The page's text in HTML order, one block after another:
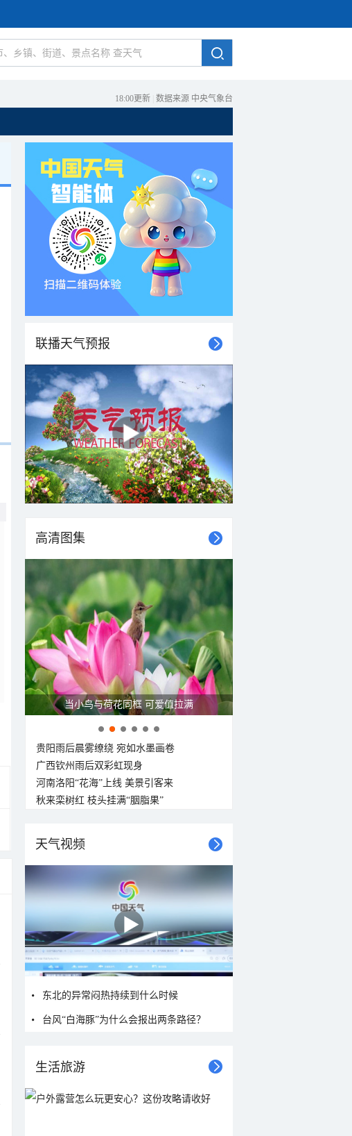
18:00更新 数据来源 中央气象台
联播天气预报
高清图集
当小鸟与荷花同框 可爱值拉满
贵阳雨后晨雾缭绕 宛如水墨画卷
广西钦州雨后双彩虹现身
河南洛阳“花海”上线 美景引客来
秋来栾树红 枝头挂满“胭脂果”
天气视频
东北的异常闷热持续到什么时候
台风“白海豚”为什么会报出两条路径？
生活旅游